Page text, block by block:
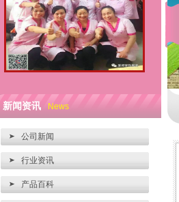
新闻资讯 News
公司新闻
行业资讯
产品百科